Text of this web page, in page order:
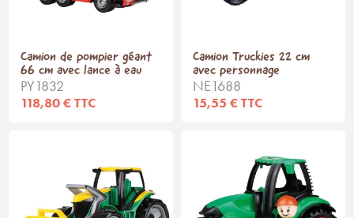
Camion de pompier géant
66 cm avec lance à eau
PY1832
118,80 € TTC
Camion Truckies 22 cm
avec personnage
NE1688
15,55 € TTC